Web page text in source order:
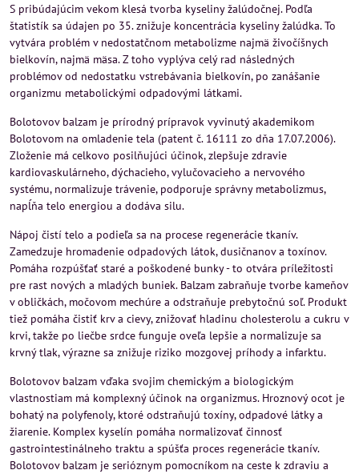
S pribúdajúcim vekom klesá tvorba kyseliny žalúdočnej. Podľa
štatistík sa údajen po 35. znižuje koncentrácia kyseliny žalúdka. To
vytvára problém v nedostatčnom metabolizme najmä živočíšnych
bielkovín, najmä mäsa. Z toho vyplýva celý rad následných
problémov od nedostatku vstrebávania bielkovín, po zanášanie
organizmu metabolickými odpadovými látkami.
Bolotovov balzam je prírodný prípravok vyvinutý akademikom
Bolotovom na omladenie tela (patent č. 16111 zo dňa 17.07.2006).
Zloženie má celkovo posilňujúci účinok, zlepšuje zdravie
kardiovaskulárneho, dýchacieho, vylučovacieho a nervového
systému, normalizuje trávenie, podporuje správny metabolizmus,
napĺňa telo energiou a dodáva silu.
Nápoj čistí telo a podieľa sa na procese regenerácie tkanív.
Zamedzuje hromadenie odpadových látok, dusičnanov a toxínov.
Pomáha rozpúšťať staré a poškodené bunky - to otvára príležitosti
pre rast nových a mladých buniek. Balzam zabraňuje tvorbe kameňov
v obličkách, močovom mechúre a odstraňuje prebytočnú soľ. ​​Produkt
tiež pomáha čistiť krv a cievy, znižovať hladinu cholesterolu a cukru v
krvi, takže po liečbe srdce funguje oveľa lepšie a normalizuje sa
krvný tlak, výrazne sa znižuje riziko mozgovej príhody a infarktu.
Bolotovov balzam vďaka svojim chemickým a biologickým
vlastnostiam má komplexný účinok na organizmus. Hroznový ocot je
bohatý na polyfenoly, ktoré odstraňujú toxíny, odpadové látky a
žiarenie. Komplex kyselín pomáha normalizovať činnosť
gastrointestinálneho traktu a spúšťa proces regenerácie tkanív.
Bolotovov balzam je serióznym pomocníkom na ceste k zdraviu a